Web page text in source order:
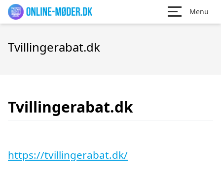
Menu
Tvillingerabat.dk
Tvillingerabat.dk
https://tvillingerabat.dk/